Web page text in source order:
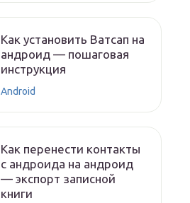
Как установить Ватсап на
андроид — пошаговая
инструкция
Android
Как перенести контакты
с андроида на андроид
— экспорт записной
книги